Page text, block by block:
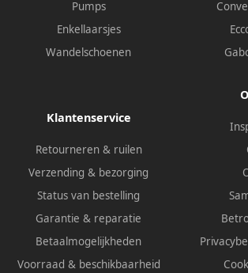
Pumps
Enkellaarsjes
Wandelschoenen
Klantenservice
Retourneren & ruilen
Verzending & bezorging
Status van bestelling
Garantie & reparatie
Betaalmogelijkheden
Voorraad & beschikbaarheid